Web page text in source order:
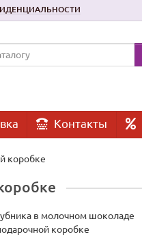
Контакты
коробке
в молочном шоколаде
коробке